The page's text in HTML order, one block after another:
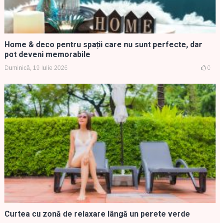
Home & deco pentru spații care nu sunt perfecte, dar
pot deveni memorabile
Duminică, 19 Iulie 2026 0
Curtea cu zonă de relaxare lângă un perete verde